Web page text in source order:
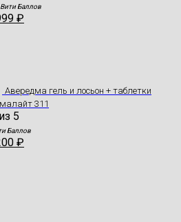
Баллов
₽
Авередма гель и лосьон + таблетки
311
5
Баллов
₽